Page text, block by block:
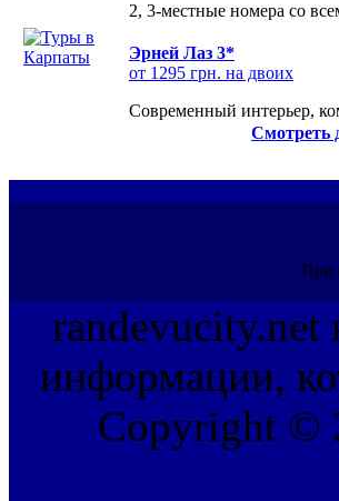
2, 3-местные номера со
Эрней Лаз 3*
от 1295 грн. на двоих
Современный интерьер,
Смотреть
При
randevucity.net
информации,
Copyright ©